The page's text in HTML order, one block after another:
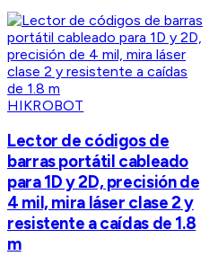
HIKROBOT
Lector de códigos de
barras portátil cableado
para 1D y 2D, precisión de
4 mil, mira láser clase 2 y
resistente a caídas de 1.8
m